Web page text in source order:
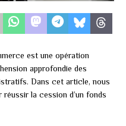
est une opération
approfondie des
Dans cet article, nous
la cession d’un fonds